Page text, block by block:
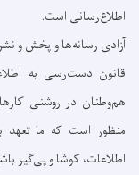
اطلاع‌رسانی است.
آزادی رسانه‌ها و پخش و
قانون دست‌رسی به
هم‌وطنان در روشنی
منظور است که ما تعهد
اطلاعات، کوشا و پی‌گیر